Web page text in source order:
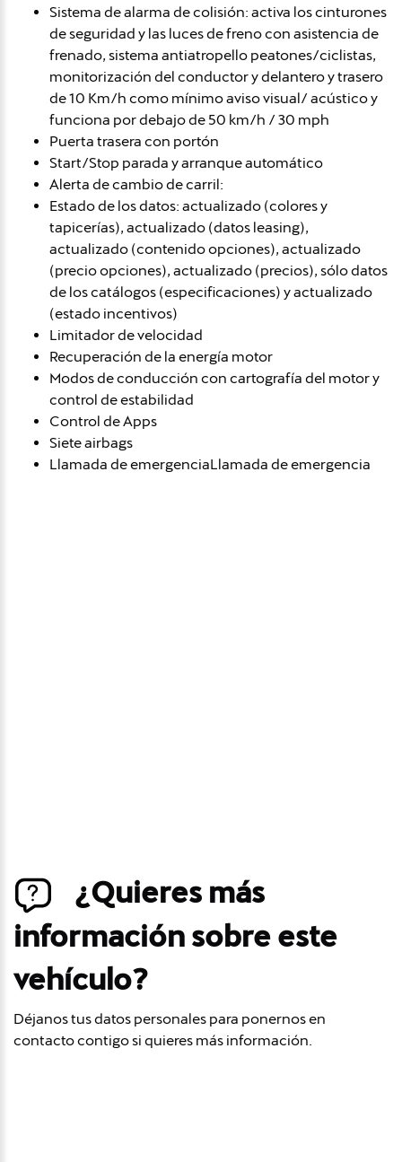
Sistema de alarma de colisión: activa los cinturones
de seguridad y las luces de freno con asistencia de
frenado, sistema antiatropello peatones/ciclistas,
monitorización del conductor y delantero y trasero
de 10 Km/h como mínimo aviso visual/ acústico y
funciona por debajo de 50 km/h / 30 mph
Puerta trasera con portón
Start/Stop parada y arranque automático
Alerta de cambio de carril:
Estado de los datos: actualizado (colores y
tapicerías), actualizado (datos leasing),
actualizado (contenido opciones), actualizado
(precio opciones), actualizado (precios), sólo datos
de los catálogos (especificaciones) y actualizado
(estado incentivos)
Limitador de velocidad
Recuperación de la energía motor
Modos de conducción con cartografía del motor y
control de estabilidad
Control de Apps
Siete airbags
Llamada de emergenciaLlamada de emergencia
¿Quieres más
información sobre este
vehículo?
Déjanos tus datos personales para ponernos en
contacto contigo si quieres más información.